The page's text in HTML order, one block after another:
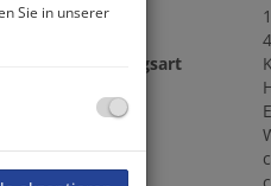
Objektnr.
4
Vermarktungsart
Kaufpreis
Fläche
Sie in unserer